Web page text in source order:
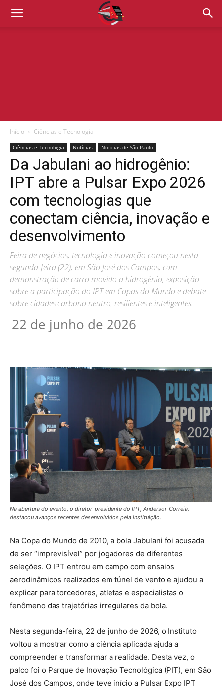
Início Ciências e Tecnologia
Ciências e Tecnologia Notícias Notícias de São Paulo
Da Jabulani ao hidrogênio:
IPT abre a Pulsar Expo 2026
com tecnologias que
conectam ciência, inovação e
desenvolvimento
Feira de negócios, tecnologia e inovação começou nesta
segunda-feira (22), em São José dos Campos, com
demonstração de carro movido a hidrogênio, exposição
sobre a participação do IPT em Copas do Mundo e debate
sobre cidades carbono neutro, resilientes e inteligentes.
22 de junho de 2026
Na abertura do evento, o diretor-presidente do IPT, Anderson Correia,
destacou avanços recentes desenvolvidos pela instituição.
Na Copa do Mundo de 2010, a bola Jabulani foi acusada
de ser “imprevisível” por jogadores de diferentes
seleções. O IPT entrou em campo com ensaios
aerodinâmicos realizados em túnel de vento e ajudou a
explicar para torcedores, atletas e especialistas o
fenômeno das trajetórias irregulares da bola.
Nesta segunda-feira, 22 de junho de 2026, o Instituto
voltou a mostrar como a ciência aplicada ajuda a
compreender e transformar a realidade. Desta vez, o
palco foi o Parque de Inovação Tecnológica (PIT), em São
José dos Campos, onde teve início a Pulsar Expo IPT